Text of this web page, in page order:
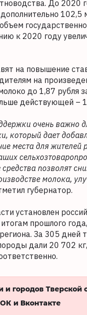
До 2020
102,5
к 2020 году
на повышение
на
до 1,87 рубля
действующей –
очень важно
который дает
места для жителей
позволят
молока,
губернатор.
установлен
прошлого
За 305 дней
дали 20 702
и городов Тверской
и Вконтакте